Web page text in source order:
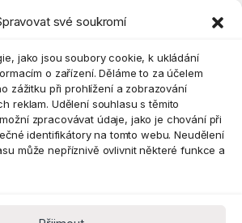
své soukromí
jako jsou soubory cookie, k ukládání
o zařízení. Děláme to za účelem
zážitku při prohlížení a zobrazování
reklam. Udělení souhlasu s těmito
zpracovávat údaje, jako je chování při
identifikátory na tomto webu. Neudělení
může nepříznivě ovlivnit některé funkce a